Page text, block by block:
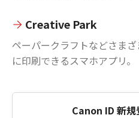
Creative Park
ペーパークラフトなどさま
に印刷できるスマホアプリ。
Canon ID 新規